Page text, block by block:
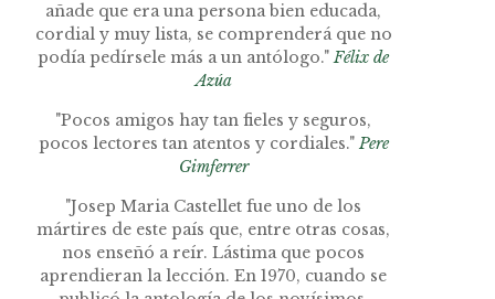
añade que era una persona bien educada,
cordial y muy lista, se comprenderá que no
podía pedírsele más a un antólogo."Félix de
Azúa
"Pocos amigos hay tan fieles y seguros,
pocos lectores tan atentos y cordiales."Pere
Gimferrer
"Josep Maria Castellet fue uno de los
mártires de este país que, entre otras cosas,
nos enseñó a reír. Lástima que pocos
aprendieran la lección. En 1970, cuando se